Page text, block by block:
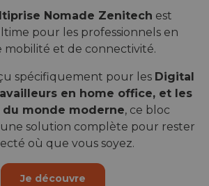
Nomade Zenitech est
pour les professionnels en
mobilité et de connectivité.
spécifiquement pour les Digital
en home office, et les
du monde moderne, ce bloc
solution complète pour rester
où que vous soyez.
Je découvre